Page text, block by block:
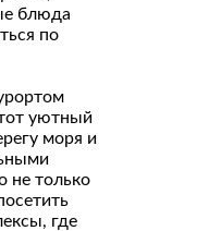
блюда
по
уютный
моря и
не только
где